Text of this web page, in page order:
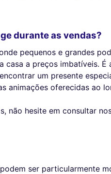
durante as vendas?
pequenos e grandes
casa a preços imbatíveis. É
um presente
animações oferecidas ao
não hesite em consultar
ser particularmente